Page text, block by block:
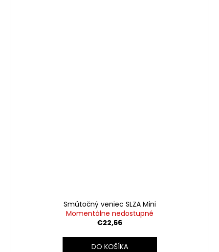
Smútočný veniec SLZA Mini
Momentálne nedostupné
€22,66
DO KOŠÍKA